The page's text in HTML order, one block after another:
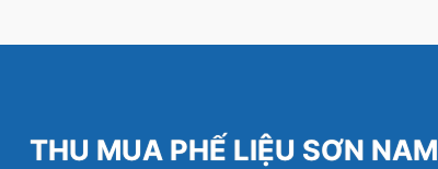
THU MUA PHẾ LIỆU SƠN NAM